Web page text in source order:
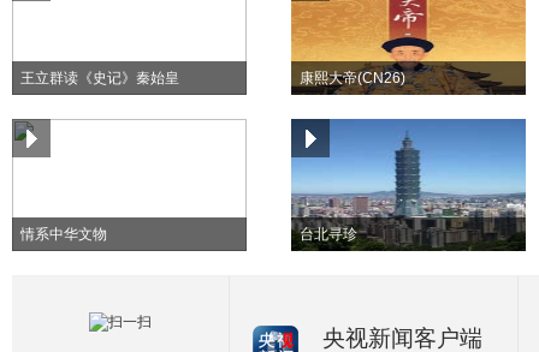
王立群读《史记》秦始皇 康熙大帝(CN26)
情系中华文物 台北寻珍
央视新闻客户端